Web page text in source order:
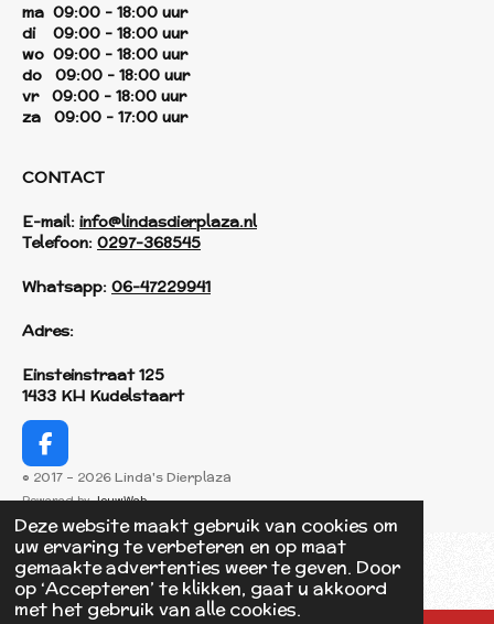
Deze website maakt gebruik van cookies om
uw ervaring te verbeteren en op maat
gemaakte advertenties weer te geven. Door
op ‘Accepteren’ te klikken, gaat u akkoord
met het gebruik van alle cookies.
ma 09:00 - 18:00 uur
di 09:00 - 18:00 uur
wo 09:00 - 18:00 uur
do 09:00 - 18:00 uur
vr 09:00 - 18:00 uur
za 09:00 - 17:00 uur
CONTACT
E-mail: info@lindasdierplaza.nl
Telefoon: 0297-368545
Whatsapp: 06-47229941
Adres:
Einsteinstraat 125
1433 KH Kudelstaart
F
a
c
b
o
o
k
© 2017 - 2026 Linda's Dierplaza
Powered byJouwWeb